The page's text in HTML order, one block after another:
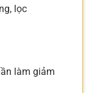
lọc
làm giảm